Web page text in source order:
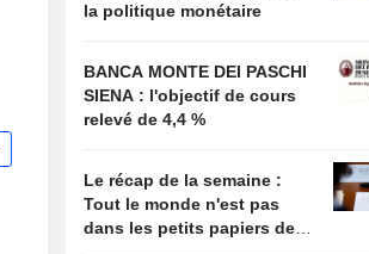
la politique monétaire
BANCA MONTE DEI PASCHI
SIENA : l'objectif de cours
relevé de 4,4 %
Le récap de la semaine :
Tout le monde n'est pas
dans les petits papiers de